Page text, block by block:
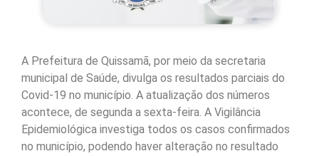
A Prefeitura de Quissamã, por meio da secretaria
municipal de Saúde, divulga os resultados parciais do
Covid-19 no município. A atualização dos números
acontece, de segunda a sexta-feira. A Vigilância
Epidemiológica investiga todos os casos confirmados
no município, podendo haver alteração no resultado